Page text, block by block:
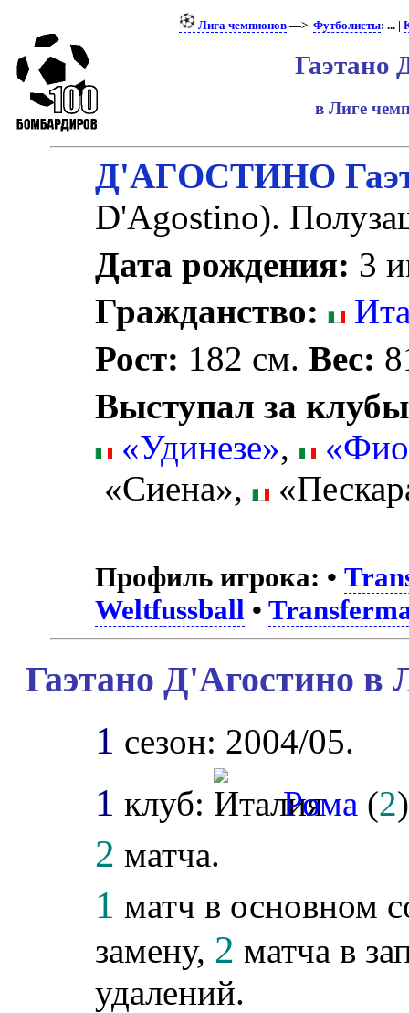
Лига чемпионов —>Футболисты: ... |
Гаэтано
в Лиге
Д'АГОСТИНО
D'Agostino).
Дата рождения: 3
Гражданство:
Рост: 182 см.Вес:
Выступал за
«Удинезе»,
«Сиена»,
Профиль игрока: •
Weltfussball •
Гаэтано Д'Агостино в
1 сезон: 2004/05.
1 клуб: Рома (2
2 матча.
1 матч в основном
замену, 2 матча в
удалений.